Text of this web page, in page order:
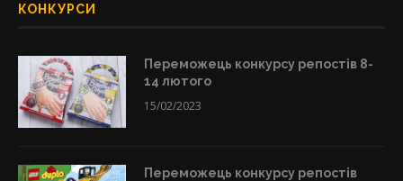
КОНКУРСИ
Переможець конкурсу репостів 8-
14 лютого
15/02/2023
Переможець конкурсу репостів